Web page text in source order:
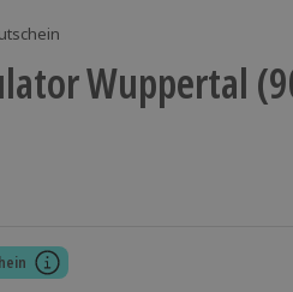
Wuppertal